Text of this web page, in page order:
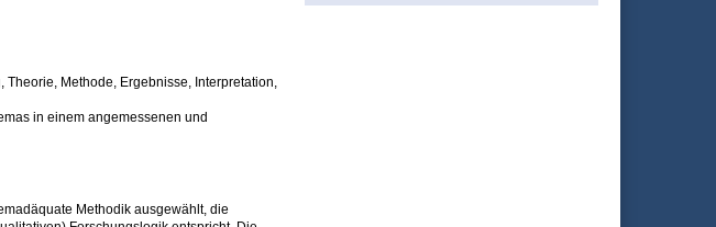
Theorie, Methode, Ergebnisse, Interpretation,
in einem angemessenen und
Methodik ausgewählt, die